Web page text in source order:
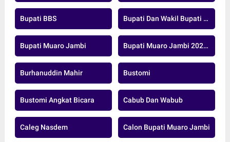
Bupati BBS Bupati Dan Wakil Bupati Muaro Jambi
Bupati Muaro Jambi Bupati Muaro Jambi 2025-2029
Burhanuddin Mahir Bustomi
Bustomi Angkat Bicara Cabub Dan Wabub
Caleg Nasdem Calon Bupati Muaro Jambi